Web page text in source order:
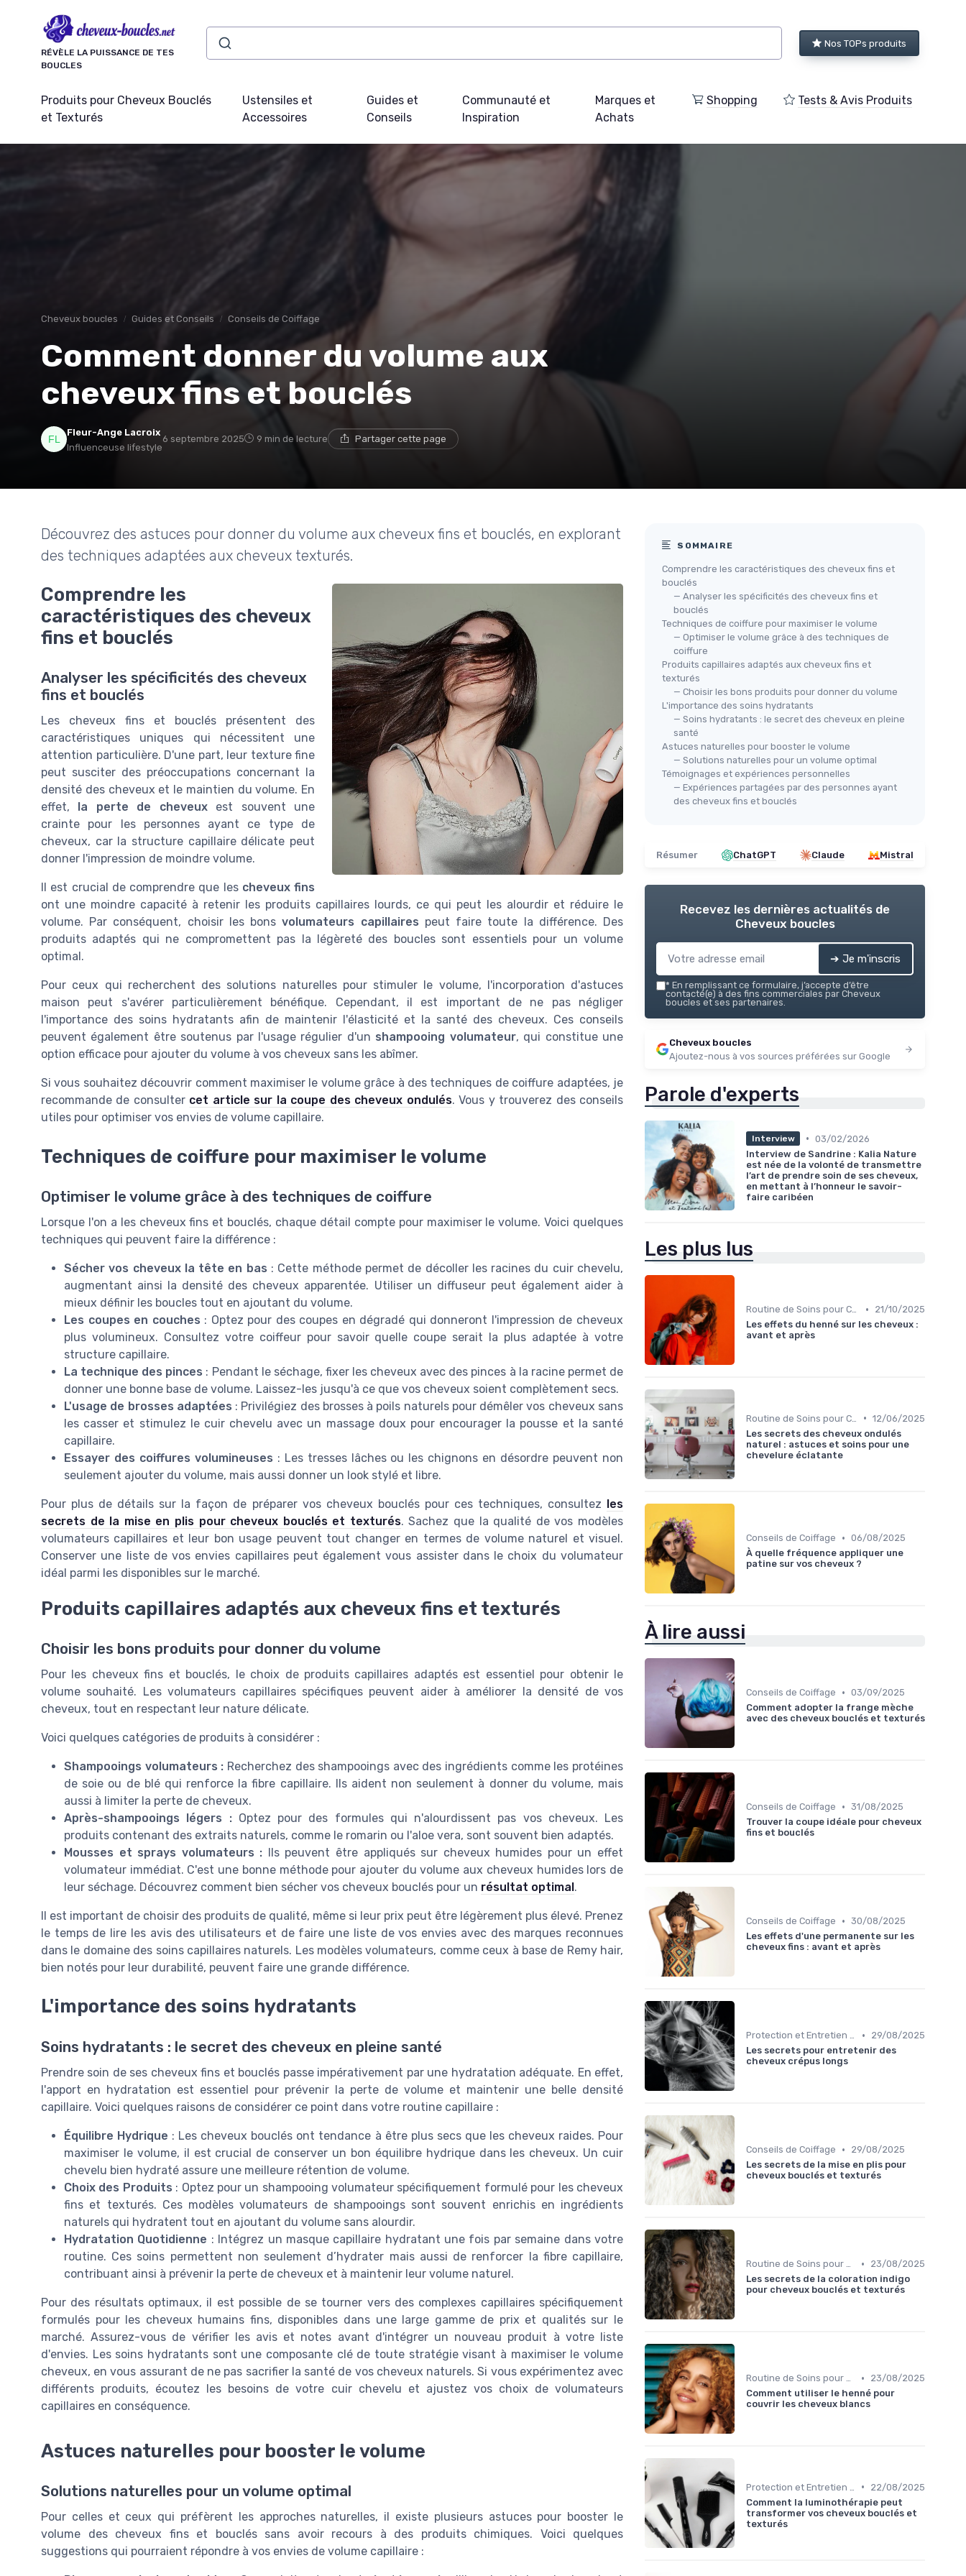
RÉVÈLE LA PUISSANCE DE TES
BOUCLES
Nos TOPs produits
Produits pour Cheveux Bouclés
et Texturés
Ustensiles et
Accessoires
Guides et
Conseils
Communauté et
Inspiration
Marques et
Achats
Shopping Tests & Avis Produits
Cheveux boucles Guides et Conseils Conseils de Coiffage
Comment donner du volume aux
cheveux fins et bouclés
Fleur-Ange Lacroix
Influenceuse lifestyle
6 septembre 2025 9 min de lecture Partager cette page
Découvrez des astuces pour donner du volume aux cheveux fins et bouclés, en explorant
des techniques adaptées aux cheveux texturés.
Comprendre les
caractéristiques des cheveux
fins et bouclés
Analyser les spécificités des cheveux
fins et bouclés
Les cheveux fins et bouclés présentent des
caractéristiques uniques qui nécessitent une
attention particulière. D'une part, leur texture fine
peut susciter des préoccupations concernant la
densité des cheveux et le maintien du volume. En
effet,
la perte de cheveuxest souvent une
crainte pour les personnes ayant ce type de
cheveux, car la structure capillaire délicate peut
donner l'impression de moindre volume.
Il est crucial de comprendre que les cheveux fins
ont une moindre capacité à retenir les produits capillaires lourds, ce qui peut les alourdir et réduire le
volume. Par conséquent, choisir les bonsvolumateurs capillaires peut faire toute la différence. Des
produits adaptés qui ne compromettent pas la légèreté des boucles sont essentiels pour un volume
optimal.
Pour ceux qui recherchent des solutions naturelles pour stimuler le volume, l'incorporation d'astuces
maison peut s'avérer particulièrement bénéfique. Cependant, il est important de ne pas négliger
l'importance des soins hydratants afin de maintenir l'élasticité et la santé des cheveux. Ces conseils
peuvent également être soutenus par l'usage régulier d'un shampooing volumateur, qui constitue une
option efficace pour ajouter du volume à vos cheveux sans les abîmer.
Si vous souhaitez découvrir comment maximiser le volume grâce à des techniques de coiffure adaptées, je
recommande de consulter cet article sur la coupe des cheveux ondulés. Vous y trouverez des conseils
utiles pour optimiser vos envies de volume capillaire.
Techniques de coiffure pour maximiser le volume
Optimiser le volume grâce à des techniques de coiffure
Lorsque l'on a les cheveux fins et bouclés, chaque détail compte pour maximiser le volume. Voici quelques
techniques qui peuvent faire la différence :
Sécher vos cheveux la tête en bas : Cette méthode permet de décoller les racines du cuir chevelu,
augmentant ainsi la densité des cheveux apparentée. Utiliser un diffuseur peut également aider à
mieux définir les boucles tout en ajoutant du volume.
Les coupes en couches : Optez pour des coupes en dégradé qui donneront l'impression de cheveux
plus volumineux. Consultez votre coiffeur pour savoir quelle coupe serait la plus adaptée à votre
structure capillaire.
La technique des pinces : Pendant le séchage, fixer les cheveux avec des pinces à la racine permet de
donner une bonne base de volume. Laissez-les jusqu'à ce que vos cheveux soient complètement secs.
L'usage de brosses adaptées : Privilégiez des brosses à poils naturels pour démêler vos cheveux sans
les casser et stimulez le cuir chevelu avec un massage doux pour encourager la pousse et la santé
capillaire.
Essayer des coiffures volumineuses : Les tresses lâches ou les chignons en désordre peuvent non
seulement ajouter du volume, mais aussi donner un look stylé et libre.
Pour plus de détails sur la façon de préparer vos cheveux bouclés pour ces techniques, consultez les
secrets de la mise en plis pour cheveux bouclés et texturés. Sachez que la qualité de vos modèles
volumateurs capillaires et leur bon usage peuvent tout changer en termes de volume naturel et visuel.
Conserver une liste de vos envies capillaires peut également vous assister dans le choix du volumateur
idéal parmi les disponibles sur le marché.
Produits capillaires adaptés aux cheveux fins et texturés
Choisir les bons produits pour donner du volume
Pour les cheveux fins et bouclés, le choix de produits capillaires adaptés est essentiel pour obtenir le
volume souhaité. Les volumateurs capillaires spécifiques peuvent aider à améliorer la densité de vos
cheveux, tout en respectant leur nature délicate.
Voici quelques catégories de produits à considérer :
Shampooings volumateurs : Recherchez des shampooings avec des ingrédients comme les protéines
de soie ou de blé qui renforce la fibre capillaire. Ils aident non seulement à donner du volume, mais
aussi à limiter la perte de cheveux.
Après-shampooings légers :Optez pour des formules qui n'alourdissent pas vos cheveux. Les
produits contenant des extraits naturels, comme le romarin ou l'aloe vera, sont souvent bien adaptés.
Mousses et sprays volumateurs : Ils peuvent être appliqués sur cheveux humides pour un effet
volumateur immédiat. C'est une bonne méthode pour ajouter du volume aux cheveux humides lors de
leur séchage. Découvrez comment bien sécher vos cheveux bouclés pour un résultat optimal .
Il est important de choisir des produits de qualité, même si leur prix peut être légèrement plus élevé. Prenez
le temps de lire les avis des utilisateurs et de faire une liste de vos envies avec des marques reconnues
dans le domaine des soins capillaires naturels. Les modèles volumateurs, comme ceux à base de Remy hair,
bien notés pour leur durabilité, peuvent faire une grande différence.
L'importance des soins hydratants
Soins hydratants : le secret des cheveux en pleine santé
Prendre soin de ses cheveux fins et bouclés passe impérativement par une hydratation adéquate. En effet,
l'apport en hydratation est essentiel pour prévenir la perte de volume et maintenir une belle densité
capillaire. Voici quelques raisons de considérer ce point dans votre routine capillaire :
Équilibre Hydrique : Les cheveux bouclés ont tendance à être plus secs que les cheveux raides. Pour
maximiser le volume, il est crucial de conserver un bon équilibre hydrique dans les cheveux. Un cuir
chevelu bien hydraté assure une meilleure rétention de volume.
Choix des Produits : Optez pour un shampooing volumateur spécifiquement formulé pour les cheveux
fins et texturés. Ces modèles volumateurs de shampooings sont souvent enrichis en ingrédients
naturels qui hydratent tout en ajoutant du volume sans alourdir.
Hydratation Quotidienne : Intégrez un masque capillaire hydratant une fois par semaine dans votre
routine. Ces soins permettent non seulement d’hydrater mais aussi de renforcer la fibre capillaire,
contribuant ainsi à prévenir la perte de cheveux et à maintenir leur volume naturel.
Pour des résultats optimaux, il est possible de se tourner vers des complexes capillaires spécifiquement
formulés pour les cheveux humains fins, disponibles dans une large gamme de prix et qualités sur le
marché. Assurez-vous de vérifier les avis et notes avant d'intégrer un nouveau produit à votre liste
d'envies. Les soins hydratants sont une composante clé de toute stratégie visant à maximiser le volume
cheveux, en vous assurant de ne pas sacrifier la santé de vos cheveux naturels. Si vous expérimentez avec
différents produits, écoutez les besoins de votre cuir chevelu et ajustez vos choix de volumateurs
capillaires en conséquence.
Astuces naturelles pour booster le volume
Solutions naturelles pour un volume optimal
Pour celles et ceux qui préfèrent les approches naturelles, il existe plusieurs astuces pour booster le
volume des cheveux fins et bouclés sans avoir recours à des produits chimiques. Voici quelques
suggestions qui pourraient répondre à vos envies de volume capillaire :
SOMMAIRE
Comprendre les caractéristiques des cheveux fins et
bouclés
— Analyser les spécificités des cheveux fins et
bouclés
Techniques de coiffure pour maximiser le volume
— Optimiser le volume grâce à des techniques de
coiffure
Produits capillaires adaptés aux cheveux fins et
texturés
— Choisir les bons produits pour donner du volume
L'importance des soins hydratants
— Soins hydratants : le secret des cheveux en pleine
santé
Astuces naturelles pour booster le volume
— Solutions naturelles pour un volume optimal
Témoignages et expériences personnelles
— Expériences partagées par des personnes ayant
des cheveux fins et bouclés
Résumer ChatGPT Claude Mistral
Recevez les dernières actualités de
Cheveux boucles
➔ Je m'inscris
* En remplissant ce formulaire, j’accepte d’être
contacté(e) à des fins commerciales par Cheveux
boucles et ses partenaires.
Cheveux boucles
Ajoutez-nous à vos sources préférées sur Google
Parole d'experts
Interview • 03/02/2026
Interview de Sandrine : Kalia Nature
est née de la volonté de transmettre
l’art de prendre soin de ses cheveux,
en mettant à l’honneur le savoir-
faire caribéen
Les plus lus
Routine de Soins pour Cheveux Bouclés •
21/10/2025
Les effets du henné sur les cheveux :
avant et après
• 12/06/2025
Les secrets des cheveux ondulés
naturel : astuces et soins pour une
chevelure éclatante
Conseils de Coiffage • 06/08/2025
À quelle fréquence appliquer une
patine sur vos cheveux ?
À lire aussi
Conseils de Coiffage • 03/09/2025
Comment adopter la frange mèche
avec des cheveux bouclés et texturés
Conseils de Coiffage • 31/08/2025
Trouver la coupe idéale pour cheveux
fins et bouclés
Conseils de Coiffage • 30/08/2025
Les effets d'une permanente sur les
cheveux fins : avant et après
Protection et Entretien des Boucles •
29/08/2025
Les secrets pour entretenir des
cheveux crépus longs
Conseils de Coiffage •
29/08/2025
Les secrets de la mise en plis pour
cheveux bouclés et texturés
Routine de Soins pour Cheveux Bouclés •
23/08/2025
Les secrets de la coloration indigo
pour cheveux bouclés et texturés
Routine de Soins pour Cheveux Bouclés •
23/08/2025
Comment utiliser le henné pour
couvrir les cheveux blancs
•
22/08/2025
Comment la luminothérapie peut
transformer vos cheveux bouclés et
texturés